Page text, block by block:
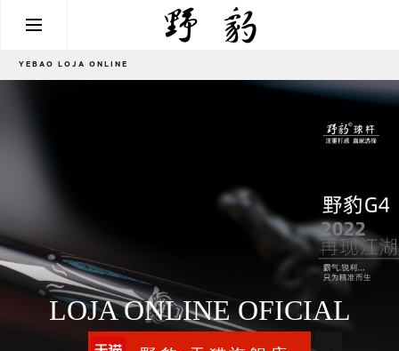
YEBAO LOJA ONLINE
LOJA ONLINE OFICIAL